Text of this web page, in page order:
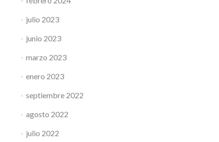
julio 2023
junio 2023
marzo 2023
enero 2023
septiembre 2022
agosto 2022
julio 2022